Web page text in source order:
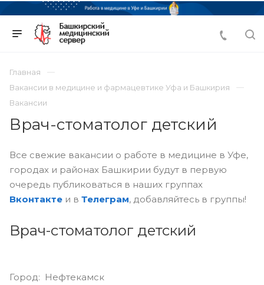
Главная
Вакансии в медицине и фармацевтике Уфа и Башкирия
Вакансии
Врач-стоматолог детский
Все свежие вакансии о работе в медицине в Уфе,
городах и районах Башкирии будут в первую
очередь публиковаться в наших группах
Вконтакте и в Телеграм, добавляйтесь в группы!
Врач-стоматолог детский
Город: Нефтекамск